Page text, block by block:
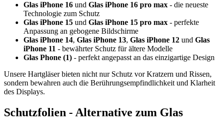
Glas iPhone 16 und Glas iPhone 16 pro max - die neueste
Technologie zum Schutz
Glas iPhone 15 und Glas iPhone 15 pro max - perfekte
Anpassung an gebogene Bildschirme
Glas iPhone 14, Glas iPhone 13, Glas iPhone 12 und Glas
iPhone 11 - bewährter Schutz für ältere Modelle
Glas Phone (1) - perfekt angepasst an das einzigartige Design
Unsere Hartgläser bieten nicht nur Schutz vor Kratzern und Rissen,
sondern bewahren auch die Berührungsempfindlichkeit und Klarheit
des Displays.
Schutzfolien - Alternative zum Glas